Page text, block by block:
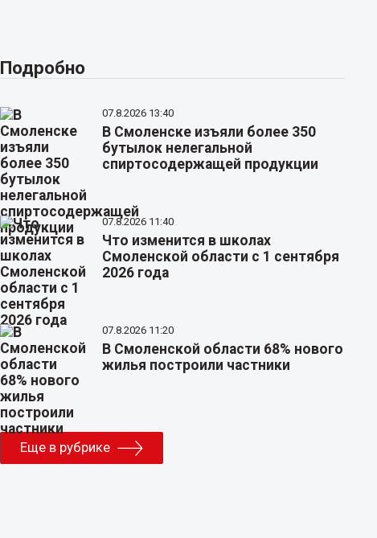
Подробно
07.8.2026 13:40
В Смоленске изъяли более 350
бутылок нелегальной
спиртосодержащей продукции
07.8.2026 11:40
Что изменится в школах
Смоленской области с 1 сентября
2026 года
07.8.2026 11:20
В Смоленской области 68% нового
жилья построили частники
Еще в рубрике